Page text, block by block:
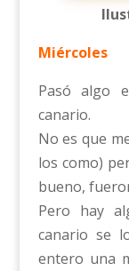
Miércoles
Pasó algo
canario.
No es que
los como)
bueno,
Pero hay
canario se
entero una